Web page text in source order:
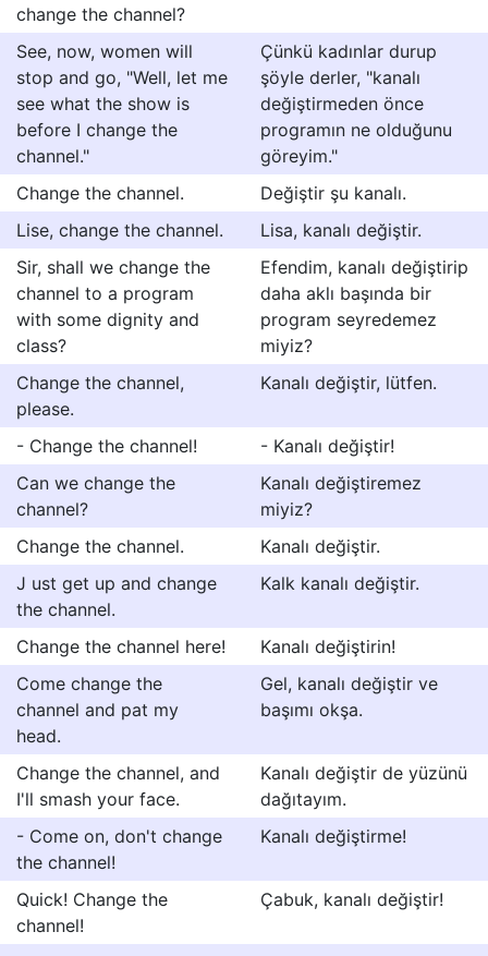
change the channel?
See, now, women will
stop and go, "Well, let me
see what the show is
before I change the
channel."
Çünkü kadınlar durup
şöyle derler, "kanalı
değiştirmeden önce
programın ne olduğunu
göreyim."
Change the channel.
Değiştir şu kanalı.
Lise, change the channel.
Lisa, kanalı değiştir.
Sir, shall we change the
channel to a program
with some dignity and
class?
Efendim, kanalı değiştirip
daha aklı başında bir
program seyredemez
miyiz?
Change the channel,
please.
Kanalı değiştir, lütfen.
- Change the channel!
- Kanalı değiştir!
Can we change the
channel?
Kanalı değiştiremez
miyiz?
Change the channel.
Kanalı değiştir.
J ust get up and change
the channel.
Kalk kanalı değiştir.
Change the channel here!
Kanalı değiştirin!
Come change the
channel and pat my
head.
Gel, kanalı değiştir ve
başımı okşa.
Change the channel, and
I'll smash your face.
Kanalı değiştir de yüzünü
dağıtayım.
- Come on, don't change
the channel!
Kanalı değiştirme!
Quick! Change the
channel!
Çabuk, kanalı değiştir!